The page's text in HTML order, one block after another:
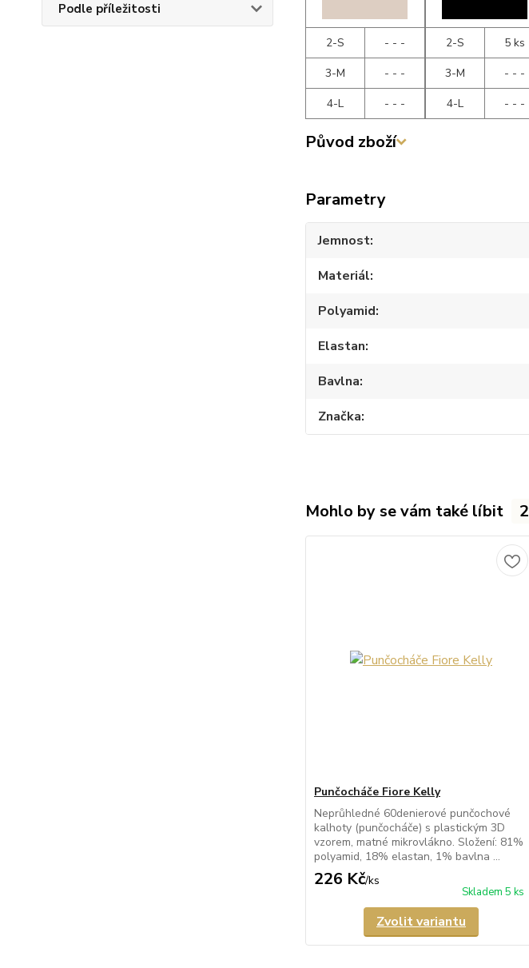
Podle příležitosti
2-S
- - -
3-M
- - -
4-L
- - -
2-S
5 ks
3-M
- - -
4-L
- - -
Původ zboží
Parametry
Jemnost
Materiál
Polyamid
Elastan
Bavlna
Značka
Mohlo by se vám také líbit 2
Punčocháče Fiore Kelly
Neprůhledné 60denierové punčochové
kalhoty (punčocháče) s plastickým 3D
vzorem, matné mikrovlákno. Složení: 81%
polyamid, 18% elastan, 1% bavlna ...
226 Kč/ks
Skladem 5 ks
Zvolit variantu